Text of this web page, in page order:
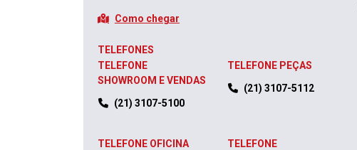
Como chegar
TELEFONES
TELEFONE
SHOWROOM E VENDAS
(21) 3107-5100
TELEFONE PEÇAS
(21) 3107-5112
TELEFONE OFICINA
TELEFONE